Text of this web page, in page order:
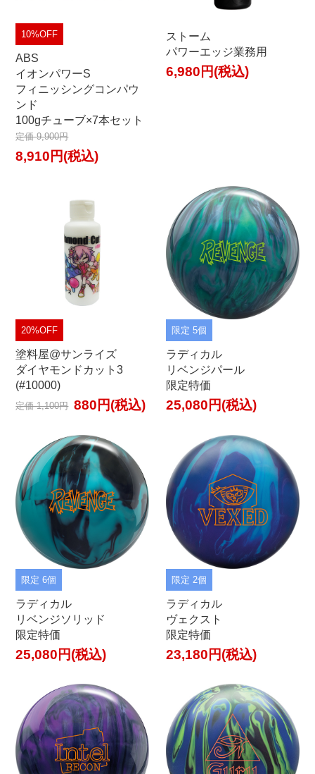
10%OFF
ABS
イオンパワーS
フィニッシングコンパウ
ンド
100gチューブ×7本セット
定価 9,900円
8,910円(税込)
ストーム
パワーエッジ業務用
6,980円(税込)
20%OFF
塗料屋@サンライズ
ダイヤモンドカット3
(#10000)
定価 1,100円 880円(税込)
限定 5個
ラディカル
リベンジパール
限定特価
25,080円(税込)
限定 6個
ラディカル
リベンジソリッド
限定特価
25,080円(税込)
限定 2個
ラディカル
ヴェクスト
限定特価
23,180円(税込)